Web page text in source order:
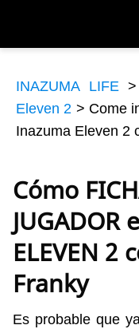
INAZUMA LIFE>
Eleven 2 > Come
Inazuma Eleven 2
Cómo
JUGADOR
ELEVEN 2
Franky
Es probable que